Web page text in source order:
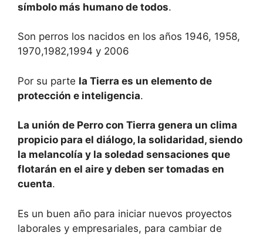
símbolo más humano de todos.
Son perros los nacidos en los años 1946, 1958,
1970,1982,1994 y 2006
Por su parte la Tierra es un elemento de
protección e inteligencia.
La unión de Perro con Tierra genera un clima
propicio para el diálogo, la solidaridad, siendo
la melancolía y la soledad sensaciones que
flotarán en el aire y deben ser tomadas en
cuenta.
Es un buen año para iniciar nuevos proyectos
laborales y empresariales, para cambiar de